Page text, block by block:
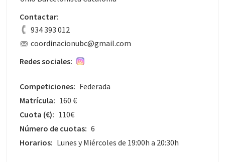
Contactar:
934 393 012
coordinacionubc@gmail.com
Redes sociales:
Competiciones: Federada
Matrícula: 160 €
Cuota (€): 110€
Número de cuotas: 6
Horarios: Lunes y Miércoles de 19:00h a 20:30h